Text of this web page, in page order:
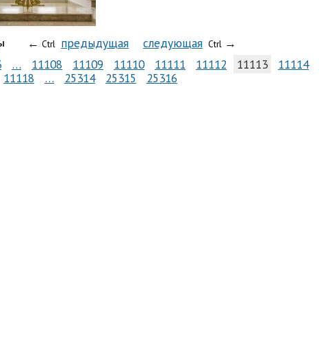
← Ctrl предыдущая следующая Ctrl →
… 11108 11109 11110 11111 11112 11113 11114
11118 … 25314 25315 25316